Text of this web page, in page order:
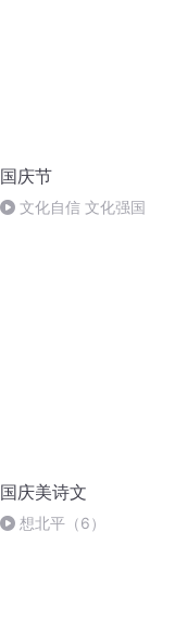
国庆节
文化自信 文化强国
国庆美诗文
想北平（6）